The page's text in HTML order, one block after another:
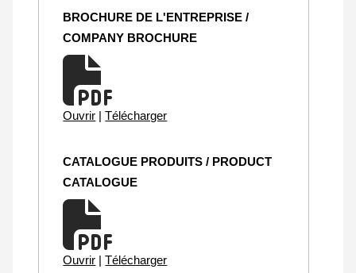
BROCHURE DE L'ENTREPRISE /
COMPANY BROCHURE
Ouvrir | Télécharger
CATALOGUE PRODUITS / PRODUCT
CATALOGUE
Ouvrir | Télécharger